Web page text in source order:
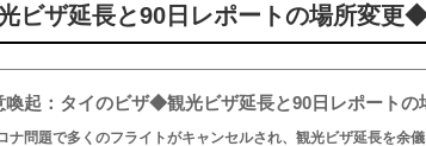
ビザ延長と90日レポートの場所変更
起：タイのビザ◆観光ビザ延長と90日レポート
ナ問題で多くのフライトがキャンセルされ、観光ビザ延長を余